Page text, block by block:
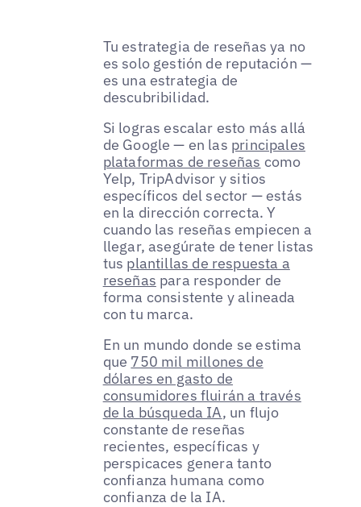
Tu estrategia de reseñas ya no
es solo gestión de reputación —
es una estrategia de
descubribilidad.
Si logras escalar esto más allá
de Google — en las principales
plataformas de reseñas como
Yelp, TripAdvisor y sitios
específicos del sector — estás
en la dirección correcta. Y
cuando las reseñas empiecen a
llegar, asegúrate de tener listas
tus plantillas de respuesta a
reseñas para responder de
forma consistente y alineada
con tu marca.
En un mundo donde se estima
que 750 mil millones de
dólares en gasto de
consumidores fluirán a través
de la búsqueda IA, un flujo
constante de reseñas
recientes, específicas y
perspicaces genera tanto
confianza humana como
confianza de la IA.